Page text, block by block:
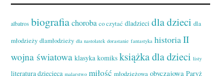
albatros biografia choroba co czytać dladzieci dla dzieci dla
młodzieży dlamłodzieży dla nastolatek dorastanie fantastyka historiaII
wojna światowa klasyka komiks książka dla dzieci listy
literatura dziecięca malarstwo miłość młodzieżowa obyczajowa Paryż